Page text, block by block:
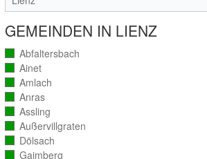
GEMEINDEN IN LIENZ
Abfaltersbach
(vollständig
ausgezählt)
Ainet
(vollständig
ausgezählt)
Amlach
(vollständig
ausgezählt)
Anras
(vollständig
ausgezählt)
Assling
(vollständig
ausgezählt)
Außervillgraten
(vollständig
ausgezählt)
Dölsach
(vollständig
ausgezählt)
Gaimberg
(vollständig